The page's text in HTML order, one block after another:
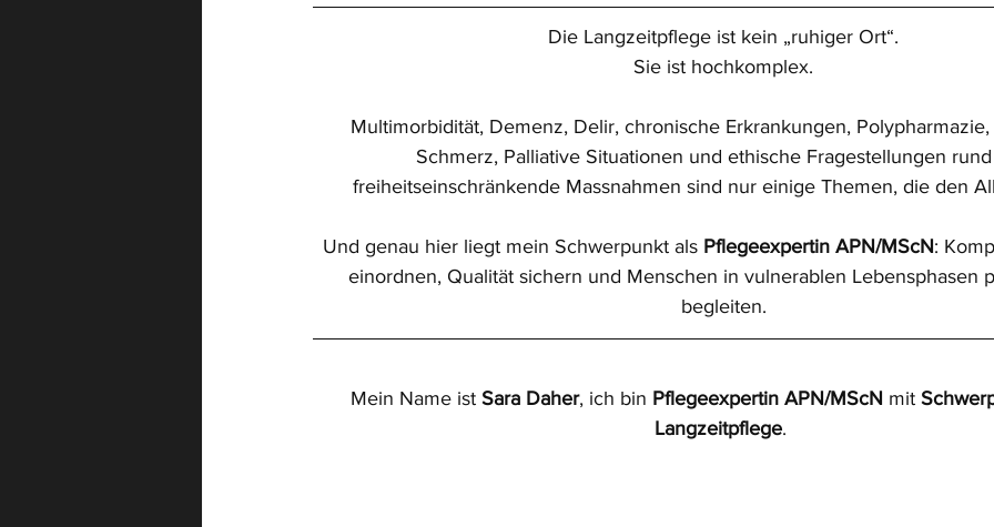
Pflegediagnostik Leadership /
Pflegedokumentation
Die Langzeitpflege ist kein „ruhiger Ort“.
Sie ist hochkomplex.
Multimorbidität, Demenz, Delir, chronische Erkrankungen,
Schmerz, Palliative Situationen und ethische Fragestellungen
freiheitseinschränkende Massnahmen sind nur einige Themen, die den
Und genau hier liegt mein Schwerpunkt als Pflegeexpertin APN/MScN:
einordnen, Qualität sichern und Menschen in vulnerablen Lebensphasen
begleiten.
Mein Name ist Sara Daher, ich bin Pflegeexpertin APN/MScN mit
Langzeitpflege.